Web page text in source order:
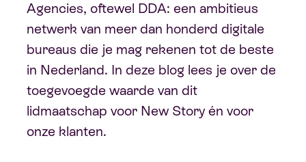
Agencies, oftewel DDA: een ambitieus
netwerk van meer dan honderd digitale
bureaus die je mag rekenen tot de beste
in Nederland. In deze blog lees je over de
toegevoegde waarde van dit
lidmaatschap voor New Story én voor
onze klanten.